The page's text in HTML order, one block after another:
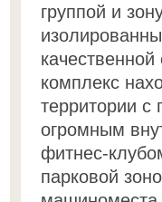
группой и
комплекс
территории
огромным
фитнес-
парковой